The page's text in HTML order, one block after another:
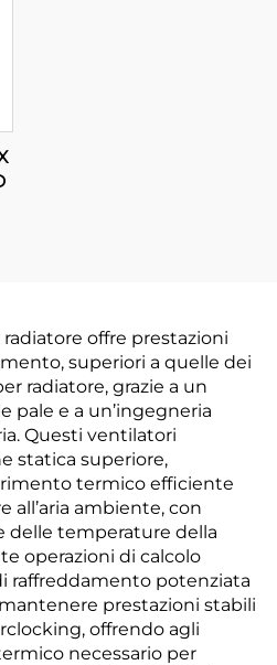
offre prestazioni
superiori a quelle dei
radiatore, grazie a un
pale e a un’ingegneria
Questi ventilatori
statica superiore,
termico efficiente
all’aria ambiente, con
delle temperature della
operazioni di calcolo
raffreddamento potenziata
prestazioni stabili
offrendo agli
necessario per